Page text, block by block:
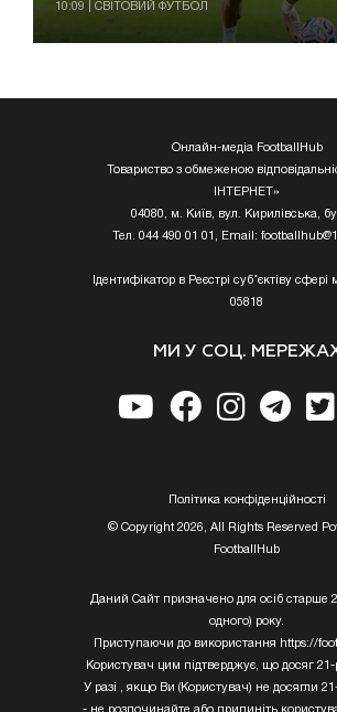
10:09 | СВІТОВИЙ ФУТБОЛ
Онлайн-медіа FootballHub
Товариство з обмеженою
ІНТЕРНЕТ»
04080, м. Київ, вул. Кирилівська,
Тел. 044 490 01 01, Email:
Ідентифікатор в Реєстрі суб’єктіву сфері
05818
МИ У СОЦ.
Полiтика конфiденцiйностi
© Copyright 2026, All Rights Reserved
FootballHub
Даний Сайт призначено для осіб старше
одного) року.
Приступаючи до використання https://
Користувач цим підтверджує, що досяг 21-
У разі , якщо Ви (Користувач) не досягли